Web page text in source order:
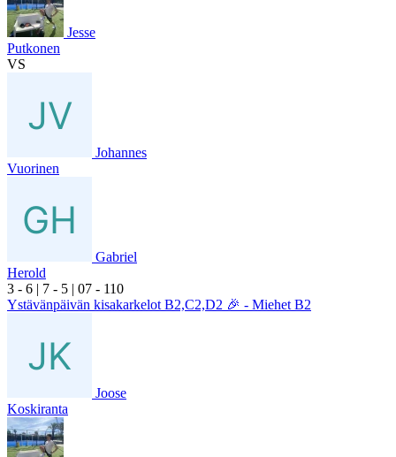
Jesse
Putkonen
VS
Johannes
Vuorinen
Gabriel
Herold
3 - 6 | 7 - 5 | 07 - 110
Ystävänpäivän kisakarkelot B2,C2,D2 🎉 - Miehet B2
Joose
Koskiranta